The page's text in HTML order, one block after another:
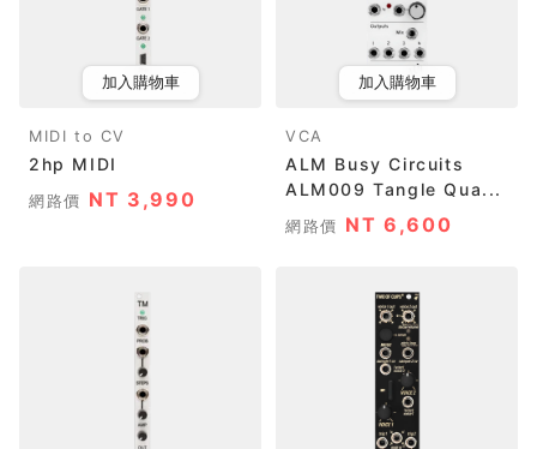
加入購物車
MIDI to CV
2hp MIDI
網路價 NT 3,990
加入購物車
VCA
ALM Busy Circuits
ALM009 Tangle Qua...
網路價 NT 6,600